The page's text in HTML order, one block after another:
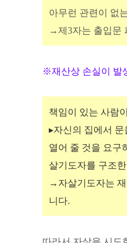
아무런 관련이 없
→제3자는 출입문
※재산상 손실이 발
책임이 있는 사람
▸자신의 집에서
열어 줄 것을 요구
살기도자를 구조
→자살기도자는
니다.